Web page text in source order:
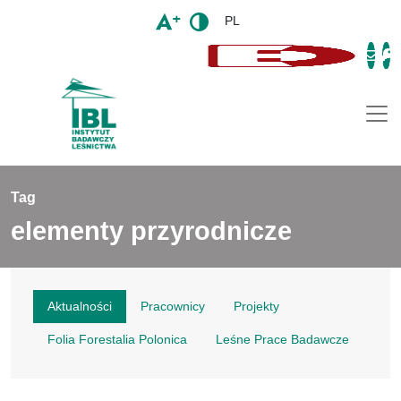
PL
Tag
elementy przyrodnicze
Aktualności Pracownicy Projekty
Folia Forestalia Polonica Leśne Prace Badawcze